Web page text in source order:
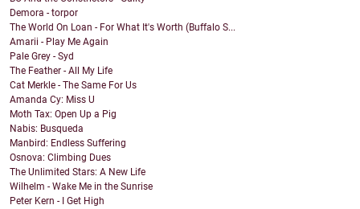
Demora - torpor
The World On Loan - For What It's Worth (Buffalo S...
Amarii - Play Me Again
Pale Grey - Syd
The Feather - All My Life
Cat Merkle - The Same For Us
Amanda Cy: Miss U
Moth Tax: Open Up a Pig
Nabis: Busqueda
Manbird: Endless Suffering
Osnova: Climbing Dues
The Unlimited Stars: A New Life
Wilhelm - Wake Me in the Sunrise
Peter Kern - I Get High